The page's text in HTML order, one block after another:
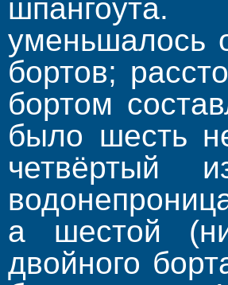
уменьшалось
бортов;
бортом
было шесть
а шестой
двойного